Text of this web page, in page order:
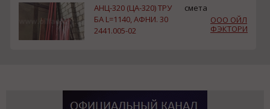
АНЦ-320 (ЦА-320) ТРУ
БА L=1140, АФНИ. 30
2441.005-02
смета
ООО ОЙЛ
ФЭКТОРИ